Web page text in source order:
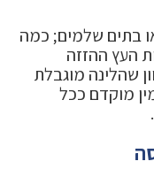
בתים שלמים; כמה
העץ ההזזה
שהלינה מוגבלת
מוקדם ככל